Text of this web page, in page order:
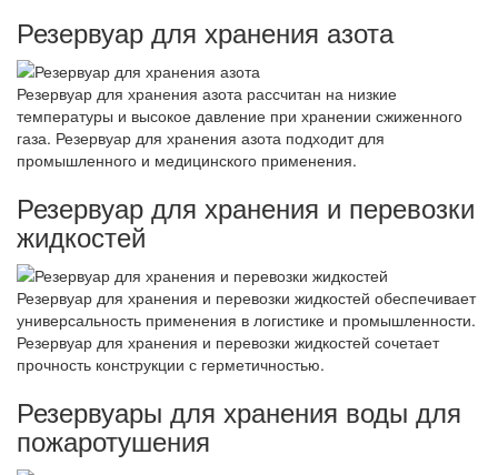
Резервуар для хранения азота
Резервуар для хранения азота рассчитан на низкие
температуры и высокое давление при хранении сжиженного
газа. Резервуар для хранения азота подходит для
промышленного и медицинского применения.
Резервуар для хранения и перевозки
жидкостей
Резервуар для хранения и перевозки жидкостей обеспечивает
универсальность применения в логистике и промышленности.
Резервуар для хранения и перевозки жидкостей сочетает
прочность конструкции с герметичностью.
Резервуары для хранения воды для
пожаротушения